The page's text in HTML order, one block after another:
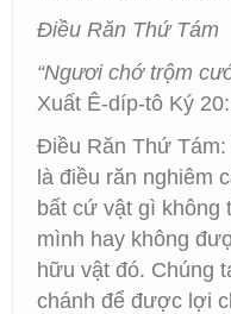
Điều Răn Thứ Tám
“Ngươi chớ trộm
Xuất Ê-díp-tô Ký
Điều Răn Thứ
là điều răn nghiêm
bất cứ vật gì không
mình hay không
hữu vật đó. Chúng
chánh để được lợi